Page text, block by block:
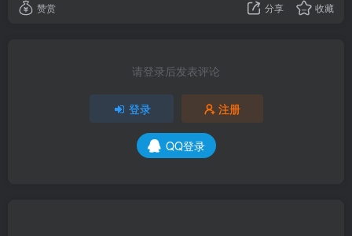
赞赏 分享 收藏
请登录后发表评论
登录 注册
QQ登录